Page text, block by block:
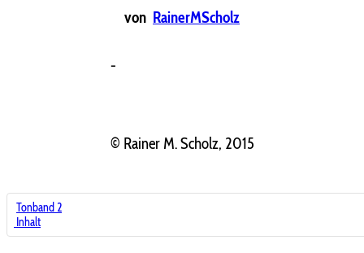
von RainerMScholz
-
© Rainer M. Scholz, 2015
Tonband 2
Inhalt